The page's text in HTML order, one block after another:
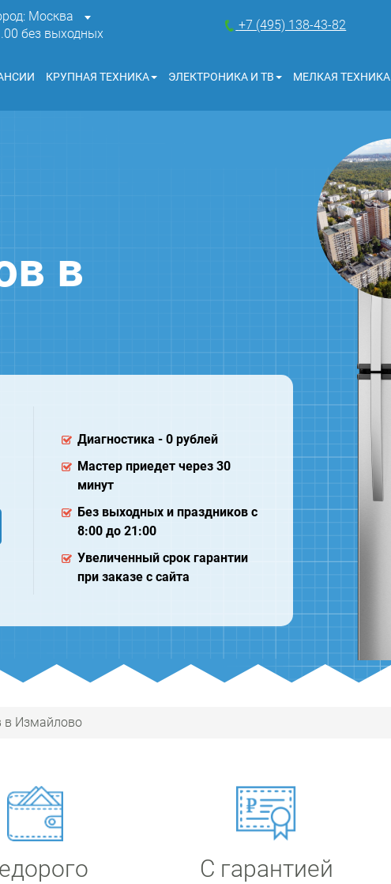
Москва
без выходных
+7 (495) 138-43-82
КРУПНАЯ ТЕХНИКА ЭЛЕКТРОНИКА И ТВ МЕЛКАЯ ТЕХНИКА
в
Диагностика - 0 рублей
Мастер приедет через 30
минут
Без выходных и праздников с
8:00 до 21:00
Увеличенный срок гарантии
при заказе с сайта
в Измайлово
С гарантией